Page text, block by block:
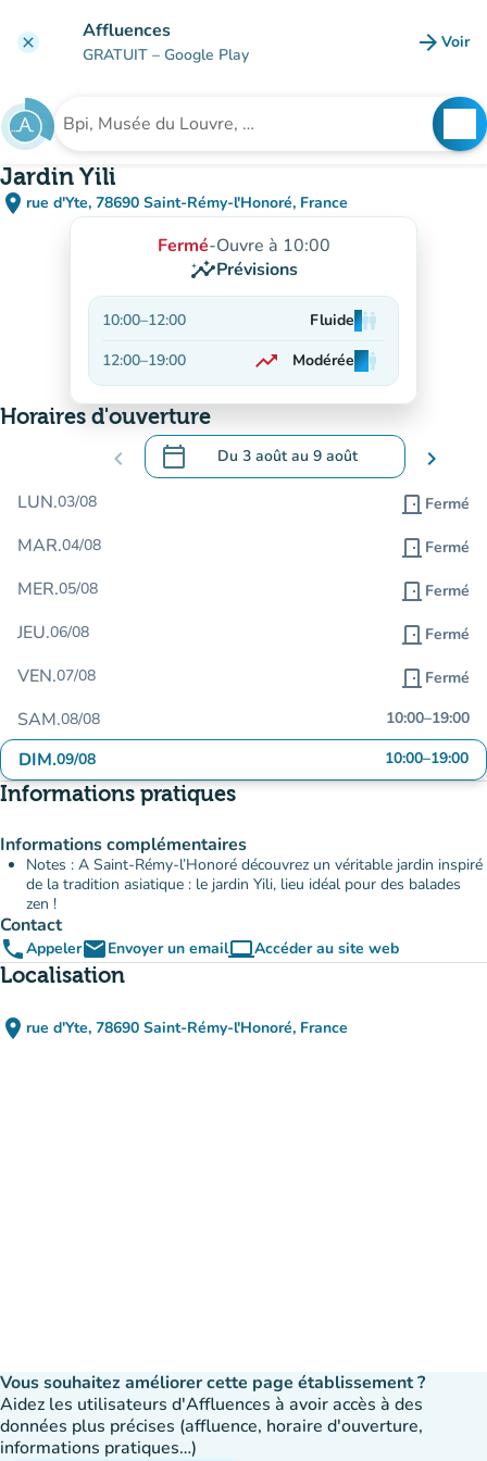
clear Affluences
GRATUIT – Google Play arrow_forward Voir
Rechercher un établissement
Jardin Yili
place rue d'Yte, 78690 Saint-Rémy-l'Honoré, France
(ouvrir dans Google Maps)
(nouvel onglet)
Fermé-Ouvre à 10:00
insightsPrévisions
10:00–12:00 Fluideman
man
man
12:00–19:00 trending_up
En hausse
Modéréeman
man
man
Horaires d'ouverture
chevron_left calendar_today Du 3 aoûtau 9 août
.Ouvrir le calendrier pour changer de
chevron_right
LUN.03/08 door_front Fermé
MAR.04/08 door_front Fermé
MER.05/08 door_front Fermé
JEU.06/08 door_front Fermé
VEN.07/08 door_front Fermé
SAM.08/08 10:00–19:00
DIM.09/08 10:00–19:00
Informations pratiques
Informations complémentaires
Notes : A Saint-Rémy-l’Honoré découvrez un véritable jardin inspiré
de la tradition asiatique : le jardin Yili, lieu idéal pour des balades
zen !
Contact
phoneAppeleremailEnvoyer un emailcomputerAccéder au site web
(nouvel onglet)
Localisation
place rue d'Yte, 78690 Saint-Rémy-l'Honoré, France
(ouvrir dans Google Maps)
(nouvel onglet)
Vous souhaitez améliorer cette page établissement ?
Aidez les utilisateurs d'Affluences à avoir accès à des
données plus précises (affluence, horaire d'ouverture,
informations pratiques…)